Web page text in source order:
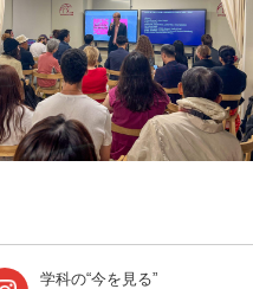
学科の“今を見る”